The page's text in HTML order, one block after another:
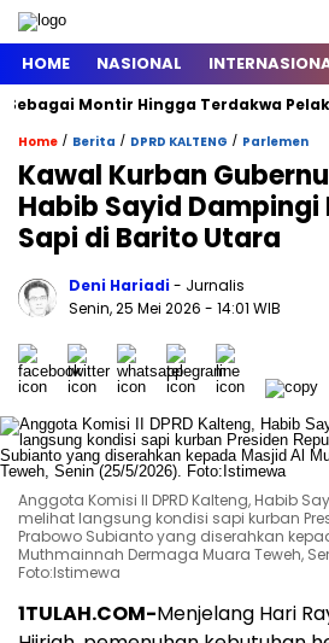
HOME NASIONAL
Montir Hingga Terdakwa Pelaku
Home / Berita / DPRD KALTENG / Parlemen
Kawal Kurban
Habib Sayid Dampingi
Sapi di Barito Utara
Deni Hariadi- Jurnalis
Senin, 25 Mei 2026 - 14:01 WIB
Anggota Komisi II DPRD Kalteng, Habib
melihat langsung kondisi sapi kurban
Prabowo Subianto yang diserahkan
Muthmainnah Dermaga Muara Teweh,
Foto:Istimewa
1TULAH.COM-Menjelang Hari